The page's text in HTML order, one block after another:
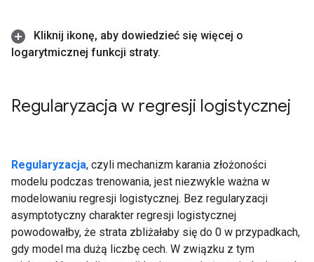
Kliknij ikonę, aby dowiedzieć się więcej o
logarytmicznej funkcji straty.
Regularyzacja w regresji logistycznej
Regularyzacja, czyli mechanizm karania złożoności
modelu podczas trenowania, jest niezwykle ważna w
modelowaniu regresji logistycznej. Bez regularyzacji
asymptotyczny charakter regresji logistycznej
powodowałby, że strata zbliżałaby się do 0 w przypadkach,
gdy model ma dużą liczbę cech. W związku z tym